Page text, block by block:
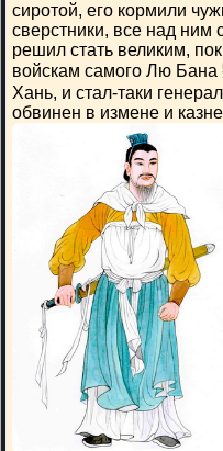
сиротой, его кормили
сверстники, все над ним
решил стать великим,
войскам самого Лю Бана
Хань, и стал-таки
обвинен в измене и